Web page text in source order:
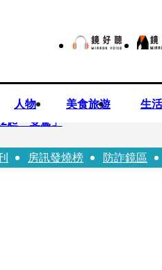
人物 美食旅遊 生活
「雙駕」
以太、林亭莉熱血狂奔殺青
房訊發燒榜 防詐鏡區